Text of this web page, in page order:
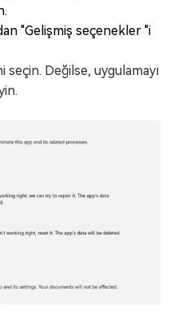
"Gelişmiş seçenekler "i
seçin. Değilse, uygulamayı